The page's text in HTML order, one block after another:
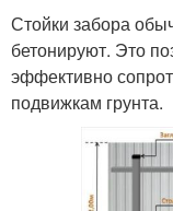
Стойки забора
бетонируют. Это
эффективно
подвижкам грунта.